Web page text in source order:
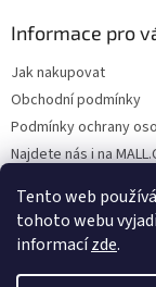
Tento web
tohoto webu
informacízde.
Informace pro
Jak nakupovat
Obchodní podmínky
Podmínky ochrany
Najdete nás i na
Formulář pro